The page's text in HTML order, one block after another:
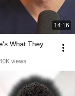
14:16
What They
views